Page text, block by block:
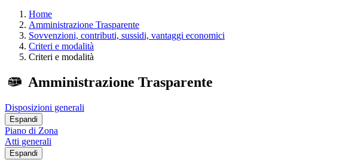
Home
Amministrazione Trasparente
Sovvenzioni, contributi, sussidi, vantaggi economici
Criteri e modalità
Criteri e modalità
Amministrazione Trasparente
Disposizioni generali
Espandi
Piano di Zona
Atti generali
Espandi